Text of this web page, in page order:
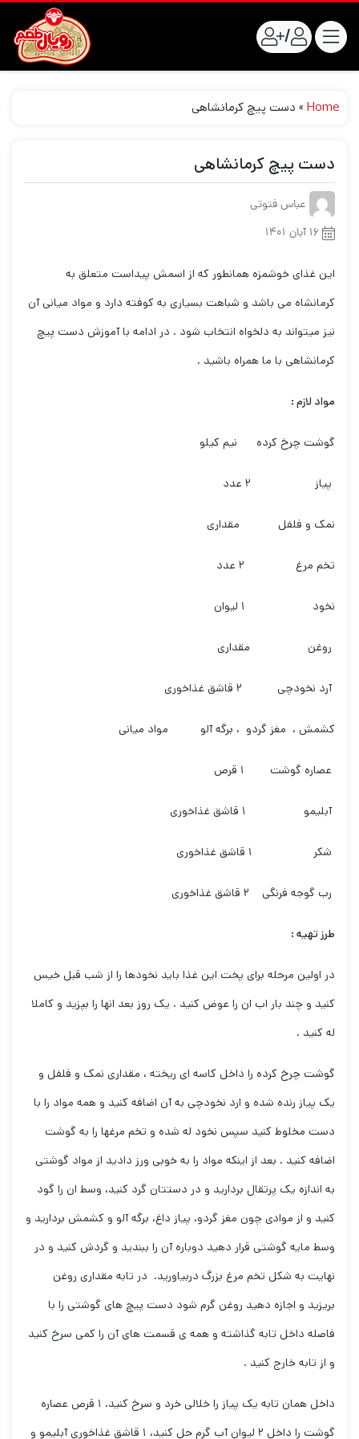
/
Home
» دست پیچ کرمانشاهی
دست پیچ کرمانشاهی
عباس فتوتی
۱۶ آبان ۱۴۰۱
این غذای خوشمزه همانطور که از اسمش پیداست متعلق به
کرمانشاه می باشد و شباهت بسیاری به کوفته دارد و مواد میانی آن
نیز میتواند به دلخواه انتخاب شود . در ادامه با آموزش دست پیچ
کرمانشاهی با ما همراه باشید .
مواد لازم :
گوشت چرخ کرده نیم کیلو
پیاز ۲ عدد
نمک و فلفل مقداری
تخم مرغ ۲ عدد
نخود ۱ لیوان
روغن مقداری
آرد نخودچی ۲ قاشق غذاخوری
کشمش ، مغز گردو ، برگه آلو مواد میانی
عصاره گوشت ۱ قرص
آبلیمو ۱ قاشق غذاخوری
شکر ۱ قاشق غذاخوری
رب گوجه فرنگی ۲ قاشق غذاخوری
طرز تهیه :
در اولین مرحله برای پخت این غذا باید نخودها را از شب قبل خیس
کنید و چند بار اب ان را عوض کنید . یک روز بعد انها را بپزید و کاملا
له کنید .
گوشت چرخ کرده را داخل کاسه ای ریخته ، مقداری نمک و فلفل و
یک پیاز رنده شده و ارد نخودچی به آن اضافه کنید و همه مواد را با
دست مخلوط کنید سپس نخود له شده و تخم مرغها را به گوشت
اضافه کنید . بعد از اینکه مواد را به خوبی ورز دادید از مواد گوشتی
به اندازه یک پرتقال بردارید و در دستتان گرد کنید، وسط ان را گود
کنید و از موادی چون مغز گردو، پیاز داغ، برگه آلو و کشمش بردارید و
وسط مایه گوشتی قرار دهید دوباره آن را ببندید و گردش کنید و در
نهایت به شکل تخم مرغ بزرگ دربیاورید. در تابه مقداری روغن
بریزید و اجازه دهید روغن گرم شود دست پیچ های گوشتی را با
فاصله داخل تابه گذاشته و همه ی قسمت های آن را کمی سرخ کنید
و از تابه خارج کنید .
داخل همان تابه یک پیاز را خلالی خرد و سرخ کنید. ۱ قرص عصاره
گوشت را داخل ۲ لیوان آب گرم حل کنید، ۱ قاشق غذاخوری آبلیمو و